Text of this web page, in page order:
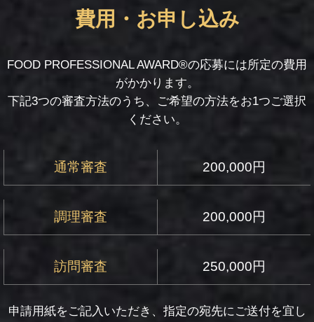
費用・お申し込み
FOOD PROFESSIONAL AWARD®の応募には所定の費用
がかかります。
下記3つの審査方法のうち、ご希望の方法をお1つご選択
ください。
通常審査 200,000円
調理審査 200,000円
訪問審査 250,000円
申請用紙をご記入いただき、指定の宛先にご送付を宜し